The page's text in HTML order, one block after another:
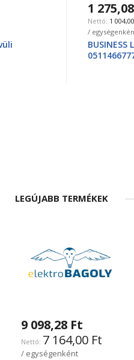
BUSINESS LINE
LEGÚJABB TERMÉKEK
9 098,28 Ft
7 164,00 Ft
/ egységenként